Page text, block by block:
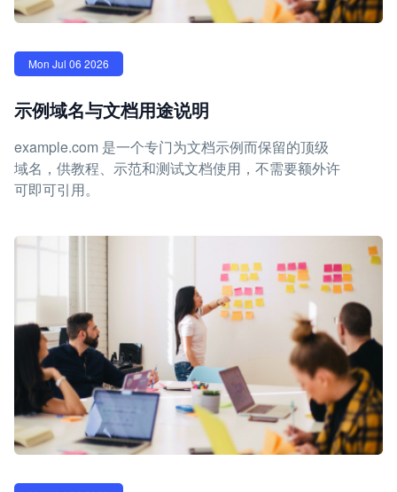
Mon Jul 06 2026
示例域名与文档用途说明
example.com 是一个专门为文档示例而保留的顶级
域名，供教程、示范和测试文档使用，不需要额外许
可即可引用。